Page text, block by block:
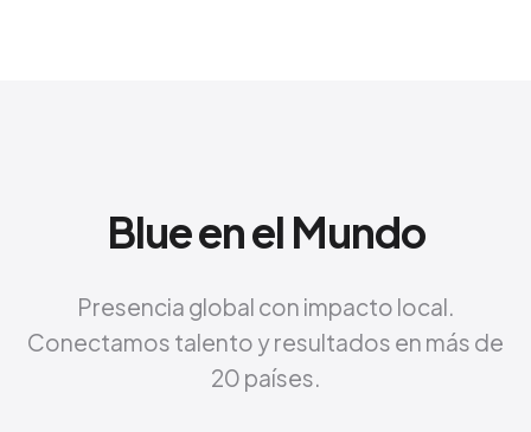
Blue en el Mundo
Presencia global con impacto local.
Conectamos talento y resultados en más de
20 países.